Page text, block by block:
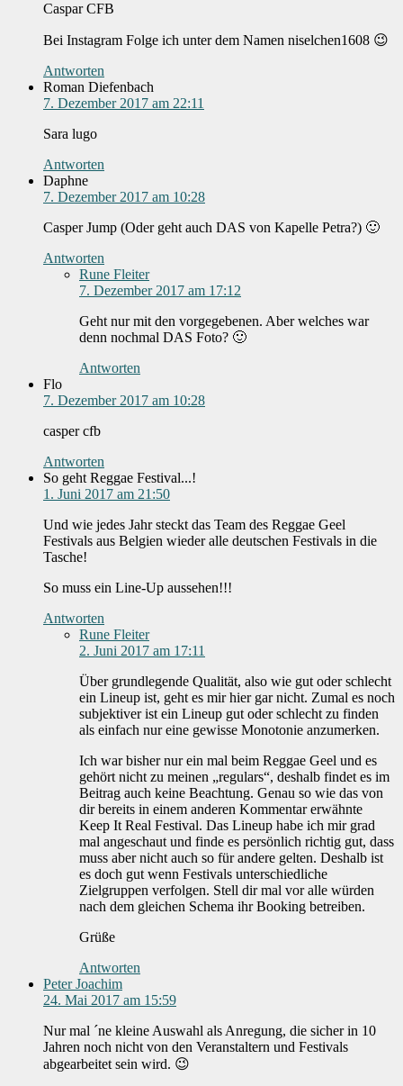
Caspar CFB
Bei Instagram Folge ich unter dem Namen niselchen1608 😉
Antworten
Roman Diefenbach
7. Dezember 2017 am 22:11
Sara lugo
Antworten
Daphne
7. Dezember 2017 am 10:28
Casper Jump (Oder geht auch DAS von Kapelle Petra?) 🙂
Antworten
Rune Fleiter
7. Dezember 2017 am 17:12
Geht nur mit den vorgegebenen. Aber welches war
denn nochmal DAS Foto? 🙂
Antworten
Flo
7. Dezember 2017 am 10:28
casper cfb
Antworten
So geht Reggae Festival...!
1. Juni 2017 am 21:50
Und wie jedes Jahr steckt das Team des Reggae Geel
Festivals aus Belgien wieder alle deutschen Festivals in die
Tasche!
So muss ein Line-Up aussehen!!!
Antworten
Rune Fleiter
2. Juni 2017 am 17:11
Über grundlegende Qualität, also wie gut oder schlecht
ein Lineup ist, geht es mir hier gar nicht. Zumal es noch
subjektiver ist ein Lineup gut oder schlecht zu finden
als einfach nur eine gewisse Monotonie anzumerken.
Ich war bisher nur ein mal beim Reggae Geel und es
gehört nicht zu meinen „regulars“, deshalb findet es im
Beitrag auch keine Beachtung. Genau so wie das von
dir bereits in einem anderen Kommentar erwähnte
Keep It Real Festival. Das Lineup habe ich mir grad
mal angeschaut und finde es persönlich richtig gut, dass
muss aber nicht auch so für andere gelten. Deshalb ist
es doch gut wenn Festivals unterschiedliche
Zielgruppen verfolgen. Stell dir mal vor alle würden
nach dem gleichen Schema ihr Booking betreiben.
Grüße
Antworten
Peter Joachim
24. Mai 2017 am 15:59
Nur mal ´ne kleine Auswahl als Anregung, die sicher in 10
Jahren noch nicht von den Veranstaltern und Festivals
abgearbeitet sein wird. 😉